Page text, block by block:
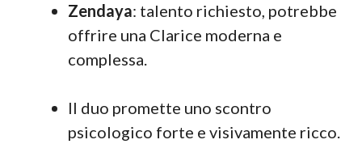
Zendaya: talento richiesto, potrebbe
offrire una Clarice moderna e
complessa.
Il duo promette uno scontro
psicologico forte e visivamente ricco.